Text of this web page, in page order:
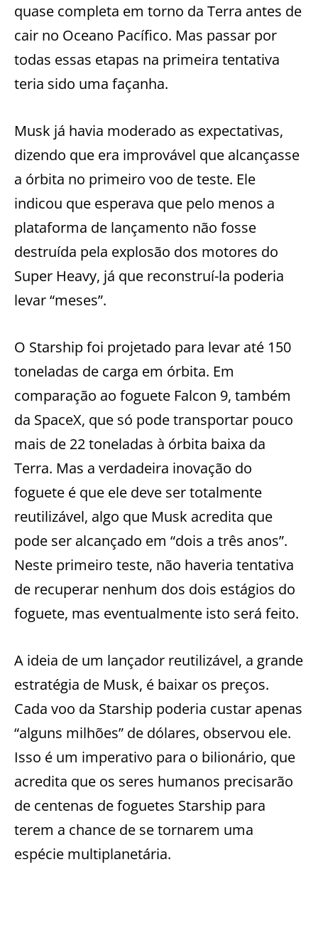
quase completa em torno da Terra antes de
cair no Oceano Pacífico. Mas passar por
todas essas etapas na primeira tentativa
teria sido uma façanha.
Musk já havia moderado as expectativas,
dizendo que era improvável que alcançasse
a órbita no primeiro voo de teste. Ele
indicou que esperava que pelo menos a
plataforma de lançamento não fosse
destruída pela explosão dos motores do
Super Heavy, já que reconstruí-la poderia
levar “meses”.
O Starship foi projetado para levar até 150
toneladas de carga em órbita. Em
comparação ao foguete Falcon 9, também
da SpaceX, que só pode transportar pouco
mais de 22 toneladas à órbita baixa da
Terra. Mas a verdadeira inovação do
foguete é que ele deve ser totalmente
reutilizável, algo que Musk acredita que
pode ser alcançado em “dois a três anos”.
Neste primeiro teste, não haveria tentativa
de recuperar nenhum dos dois estágios do
foguete, mas eventualmente isto será feito.
A ideia de um lançador reutilizável, a grande
estratégia de Musk, é baixar os preços.
Cada voo da Starship poderia custar apenas
“alguns milhões” de dólares, observou ele.
Isso é um imperativo para o bilionário, que
acredita que os seres humanos precisarão
de centenas de foguetes Starship para
terem a chance de se tornarem uma
espécie multiplanetária.